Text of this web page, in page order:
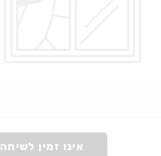
אינו זמין לשיחה